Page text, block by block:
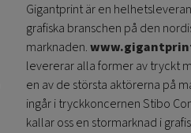
Gigantprint är en
grafiska branschen på den
marknaden.
levererar alla former av tryckt
en av de största aktörerna på
ingår i tryckkoncernen Stibo
kallar oss en stormarknad i